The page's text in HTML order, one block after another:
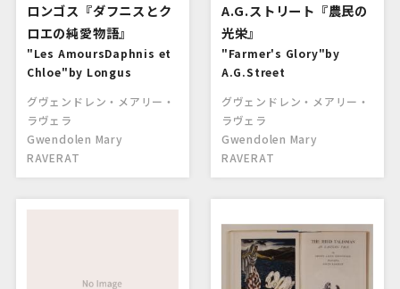
ロンゴス『ダフニスとク
ロエの純愛物語』
"Les AmoursDaphnis et
Chloe"by Longus
グヴェンドレン・メアリー・
ラヴェラ
Gwendolen Mary
RAVERAT
A.G.ストリート『農民の
光栄』
"Farmer's Glory"by
A.G.Street
グヴェンドレン・メアリー・
ラヴェラ
Gwendolen Mary
RAVERAT